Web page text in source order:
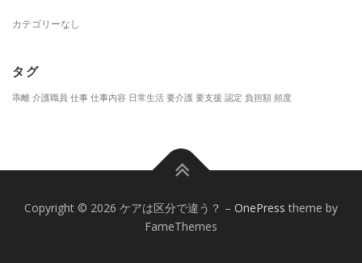
カテゴリーなし
タグ
乖離 介護職員 仕事 仕事内容 日常生活 要介護 要支援 認定 負担額 頻度
Copyright © 2026 ケアは区分で違う？ – OnePress theme by
FameThemes